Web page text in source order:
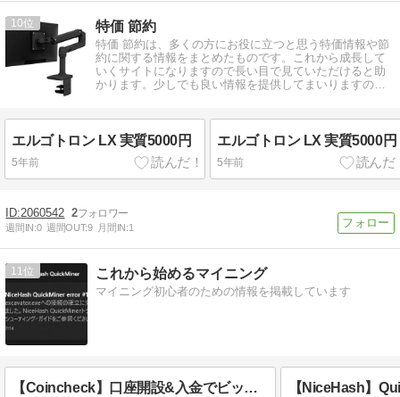
10 特価 節約
特価 節約は、多くの方にお役に立つと思う特価情報や節
約に関する情報をまとめたものです。これから成長して
いくサイトになりますので長い目で見ていただけると助
かります。少しでも良い情報を提供してまいりますの
エルゴトロン LX 実質5000円
5年前
エルゴトロン LX 実質5000円
5年前
2060542 2
週間IN:0 週間OUT:9 月間IN:1
11 これから始めるマイニング
マイニング初心者のための情報を掲載しています
【Coincheck】口座開設&入金でビットコインをプレゼント